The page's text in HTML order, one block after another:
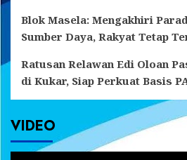
Blok Masela: Mengakhiri
Sumber Daya, Rakyat Tetap
Ratusan Relawan Edi Oloan
di Kukar, Siap Perkuat Basis
VIDEO